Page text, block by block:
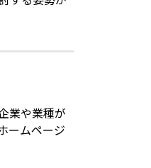
業や業種が
ームページ